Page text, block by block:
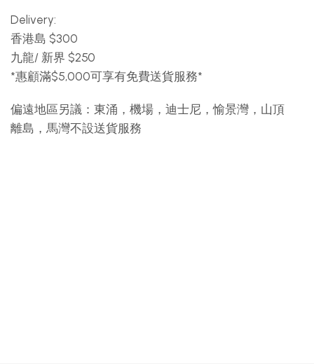
Delivery:
香港島 $300
九龍/ 新界 $250
*惠顧滿$5,000可享有免費送貨服務*
偏遠地區另議：東涌，機場，迪士尼，愉景灣，山頂
離島，馬灣不設送貨服務